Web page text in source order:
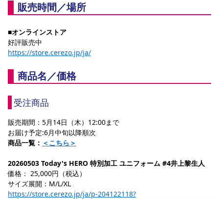
よくある質問
よくある質問
関連団体/施設
セレッソスポーツパーク舞洲
セレッソ大阪アカデミー
大人のサッカースクール
その他スポーツクラブ
販売時間／場所
■オンラインストア
好評販売中
https://store.cerezo.jp/ja/
商品名／価格
受注商品
販売期間：5月14日（木）12:00まで
お届け予定:6月中旬以降順次
商品一覧： ＜こちら＞
20260503 Today's HERO 特別加工 ユニフォーム #4井上黎生人
価格： 25,000円（税込）
サイズ展開：M/L/XL
https://store.cerezo.jp/ja/p-204122118?